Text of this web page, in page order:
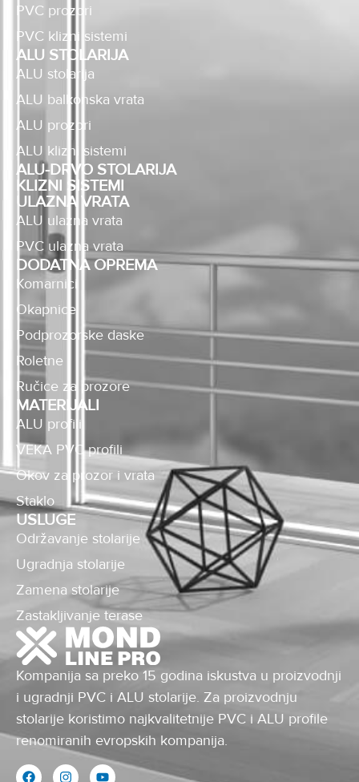
PVC prozori
PVC klizni sistemi
ALU STOLARIJA
ALU stolarija
ALU balkonska vrata
ALU prozori
ALU klizni sistemi
ALU-DRVO STOLARIJA
KLIZNI SISTEMI
ULAZNA VRATA
ALU ulazna vrata
PVC ulazna vrata
DODATNA OPREMA
Komarnici
Okapnice
Podprozorske daske
Roletne
Ručice za prozore
MATERIJALI
ALU profili
VEKA PVC profili
Okov za prozor i vrata
Staklo
USLUGE
Održavanje stolarije
Ugradnja stolarije
Zamena stolarije
Zastakljivanje terase
Kompanija sa preko 15 godina iskustva u proizvodnji
i ugradnji PVC i ALU stolarije. Za proizvodnju
stolarije koristimo najkvalitetnije PVC i ALU profile
renomiranih evropskih kompanija.